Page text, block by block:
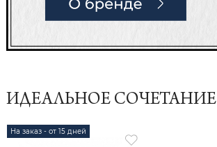
ИДЕАЛЬНОЕ СОЧЕТАНИЕ
На заказ - от 15 дней